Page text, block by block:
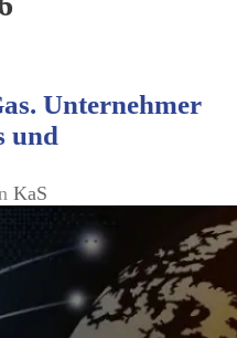
Unternehmer
und
KaS